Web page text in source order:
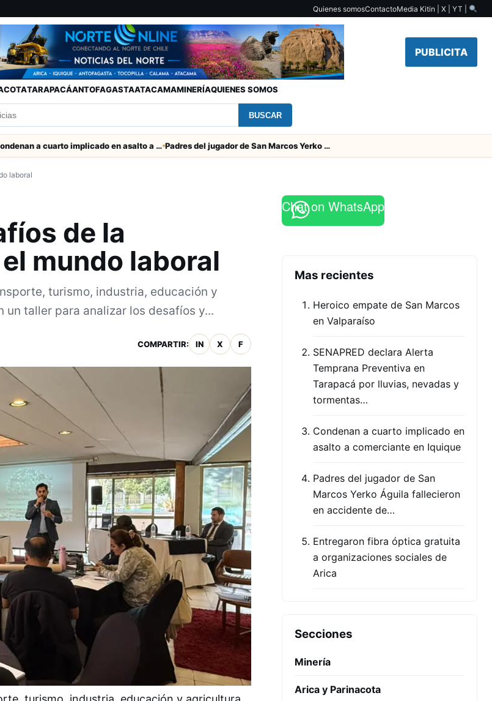
Quienes somosContactoMedia Kitin | X | YT |
PUBLICITA
TARAPACÁANTOFAGASTAATACAMAMINERÍAQUIENES SOMOS
BUSCAR
Condenan a cuarto implicado en asalto a comerciante en Iquique Padres del jugador de San Marcos Yerko Águila fallecieron en accidente de tránsito en Temuco
laboral
de la
mundo laboral
turismo, industria, educación y
taller para analizar los desafíos y...
COMPARTIR: IN X F
Chat on WhatsApp
Mas recientes
Heroico empate de San Marcos
en Valparaíso
SENAPRED declara Alerta
Temprana Preventiva en
Tarapacá por lluvias, nevadas y
tormentas…
Condenan a cuarto implicado en
asalto a comerciante en Iquique
Padres del jugador de San
Marcos Yerko Águila fallecieron
en accidente de…
Entregaron fibra óptica gratuita
a organizaciones sociales de
Arica
Secciones
Minería
Arica y Parinacota